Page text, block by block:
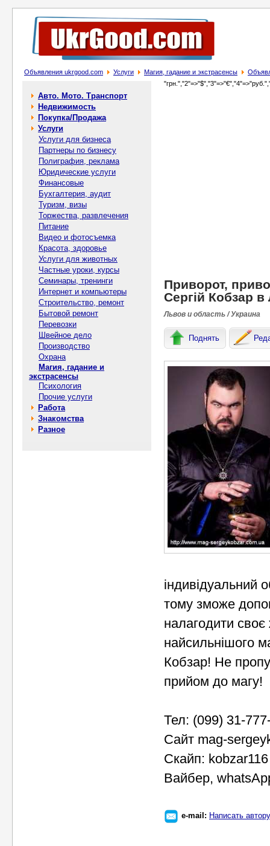
Объявления ukrgood.com Услуги Магия, гадание и экстрасенсы
Авто. Мото. Транспорт
Недвижимость
Покупка/Продажа
Услуги
Услуги для бизнеса
Партнеры по бизнесу
Полиграфия, реклама
Юридические услуги
Финансовые
Бухгалтерия, аудит
Туризм, визы
Торжества, развлечения
Питание
Видео и фотосъемка
Красота, здоровье
Услуги для животных
Частные уроки, курсы
Семинары, тренинги
Интернет и компьютеры
Строительство, ремонт
Бытовой ремонт
Перевозки
Швейное дело
Производство
Охрана
Магия, гадание и
экстрасенсы
Психология
Прочие услуги
Работа
Знакомства
Разное
Приворот,
Сергій Кобзар в
Львов и область / Украина
Поднять
індивідуальний
тому зможе
налагодити
найсильнішого
Кобзар! Не
прийом до магу!
Тел: (099) 31-
Сайт mag-
Скайп: kobzar116
Вайбер,
e-mail: Написать автору